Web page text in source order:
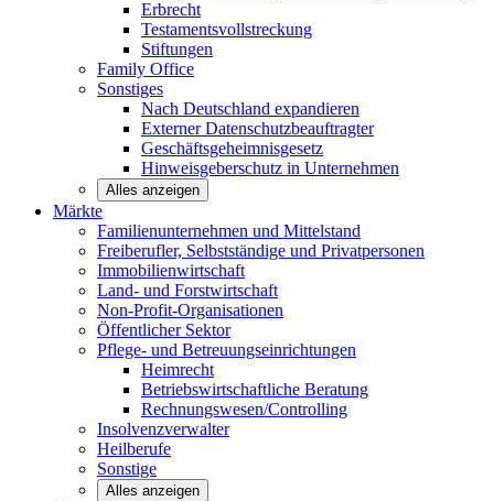
Erbrecht
Testamentsvollstreckung
Stiftungen
Family Office
Sonstiges
Nach Deutschland expandieren
Externer Datenschutzbeauftragter
Geschäftsgeheimnisgesetz
Hinweisgeberschutz in Unternehmen
Alles anzeigen
Märkte
Familienunternehmen und Mittelstand
Freiberufler, Selbstständige und Privatpersonen
Immobilienwirtschaft
Land- und Forstwirtschaft
Non-Profit-Organisationen
Öffentlicher Sektor
Pflege- und Betreuungseinrichtungen
Heimrecht
Betriebswirtschaftliche Beratung
Rechnungswesen/Controlling
Insolvenzverwalter
Heilberufe
Sonstige
Alles anzeigen